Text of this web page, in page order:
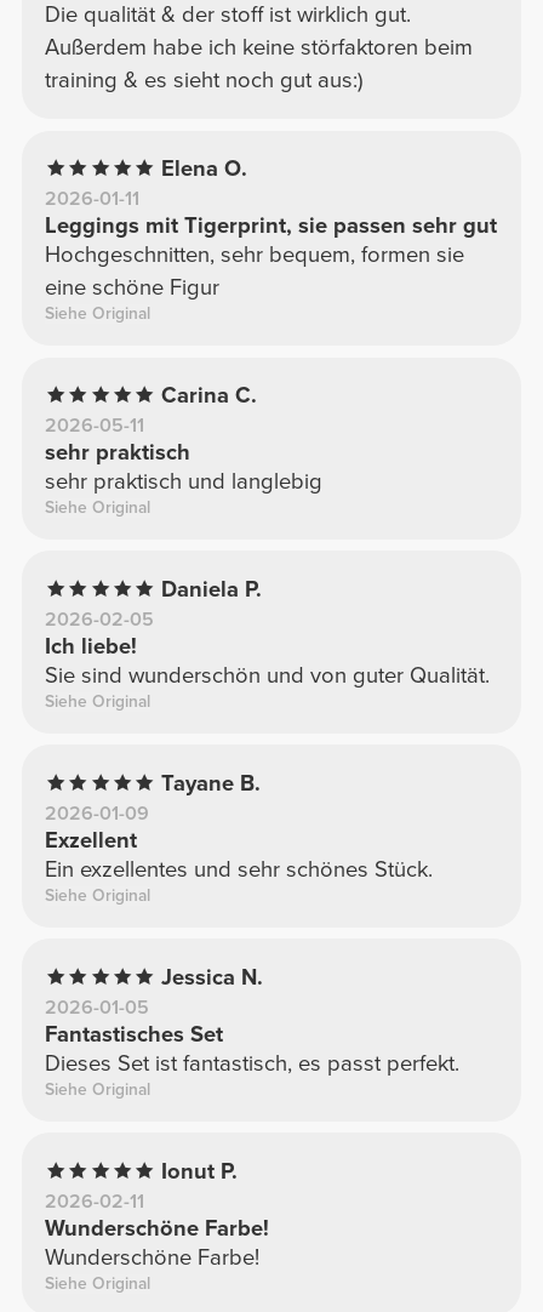
Die qualität & der stoff ist wirklich gut.
Außerdem habe ich keine störfaktoren beim
training & es sieht noch gut aus:)
Elena O.
2026-01-11
Leggings mit Tigerprint, sie passen sehr gut
Hochgeschnitten, sehr bequem, formen sie
eine schöne Figur
Siehe Original
Carina C.
2026-05-11
sehr praktisch
sehr praktisch und langlebig
Siehe Original
Daniela P.
2026-02-05
Ich liebe!
Sie sind wunderschön und von guter Qualität.
Siehe Original
Tayane B.
2026-01-09
Exzellent
Ein exzellentes und sehr schönes Stück.
Siehe Original
Jessica N.
2026-01-05
Fantastisches Set
Dieses Set ist fantastisch, es passt perfekt.
Siehe Original
Ionut P.
2026-02-11
Wunderschöne Farbe!
Wunderschöne Farbe!
Siehe Original